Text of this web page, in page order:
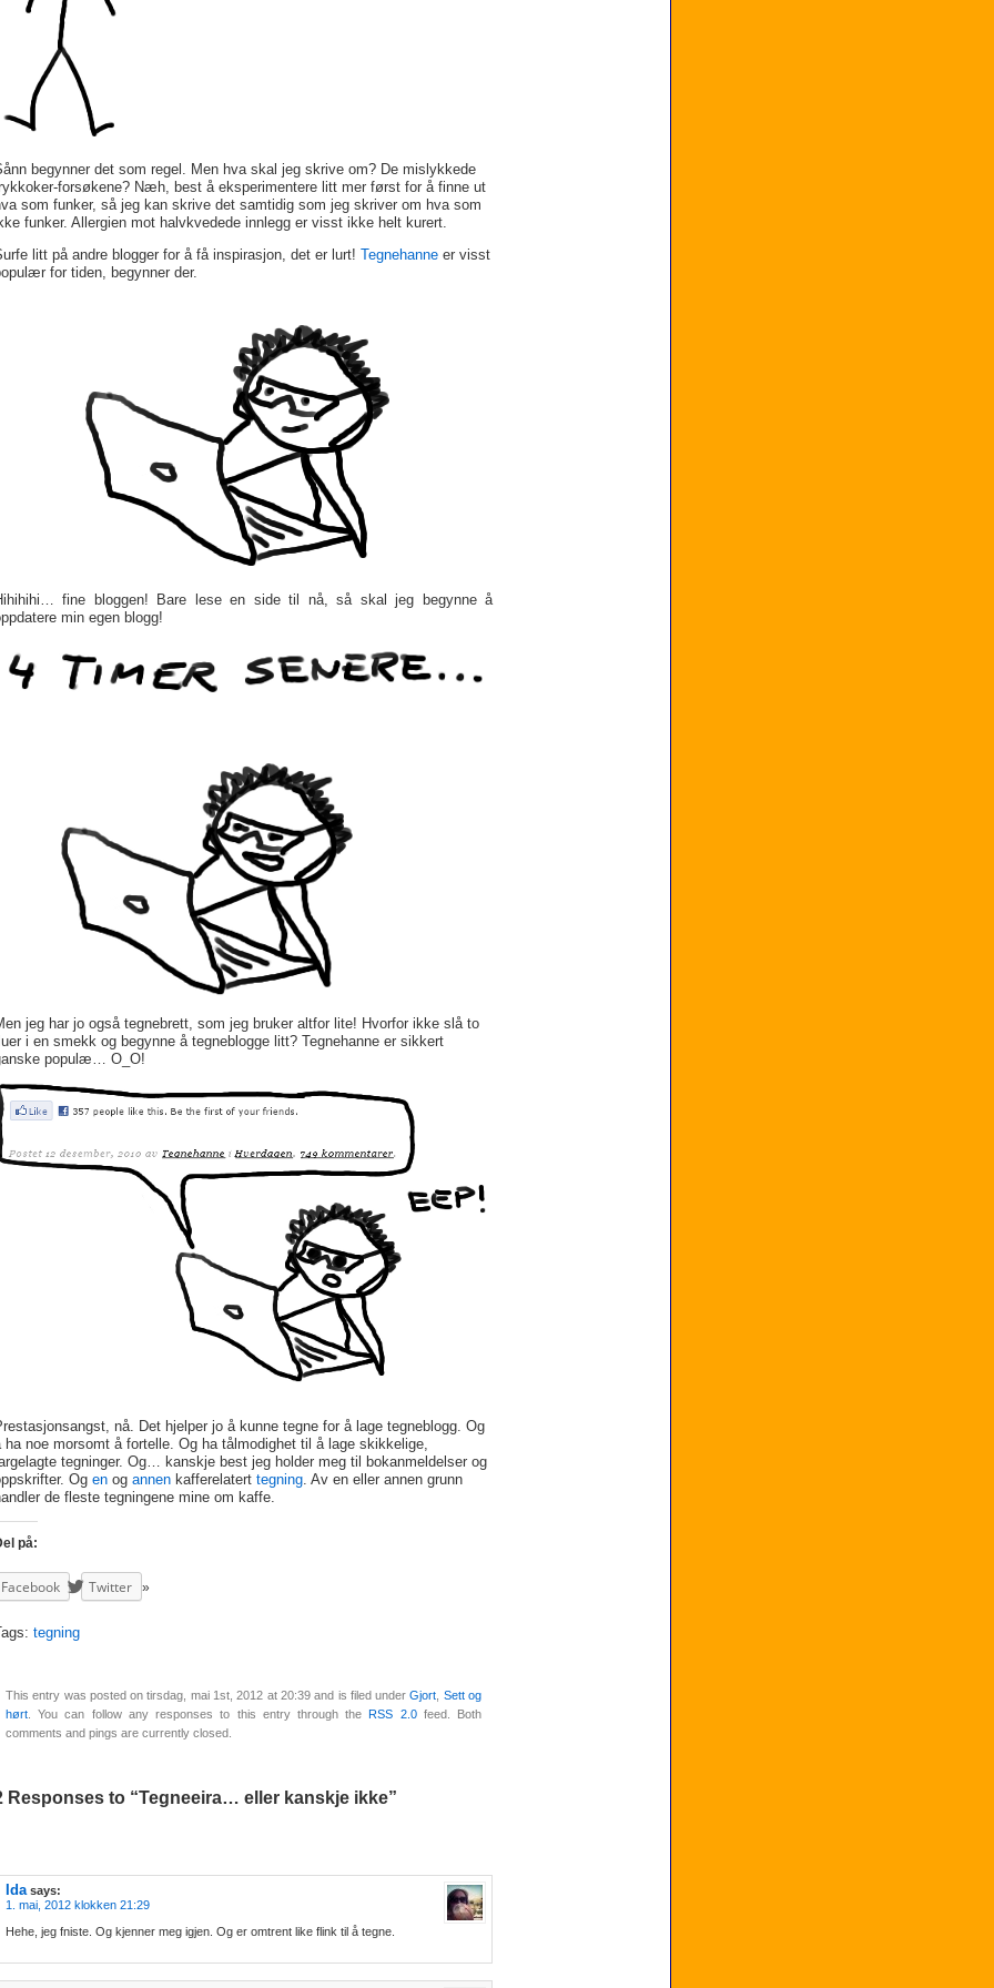
begynner det som regel. Men hva skal jeg skrive om? De mislykkede
forsøkene? Næh, best å eksperimentere litt mer først for å finne ut
som funker, så jeg kan skrive det samtidig som jeg skriver om hva som
funker. Allergien mot halvkvedede innlegg er visst ikke helt kurert.
litt på andre blogger for å få inspirasjon, det er lurt! Tegnehanne er visst
for tiden, begynner der.
fine bloggen! Bare lese en side til nå, så skal jeg begynne å
min egen blogg!
jeg har jo også tegnebrett, som jeg bruker altfor lite! Hvorfor ikke slå to
i en smekk og begynne å tegneblogge litt? Tegnehanne er sikkert
populæ… O_O!
nå. Det hjelper jo å kunne tegne for å lage tegneblogg. Og
ha noe morsomt å fortelle. Og ha tålmodighet til å lage skikkelige,
tegninger. Og… kanskje best jeg holder meg til bokanmeldelser og
Og en og annen kafferelatert tegning. Av en eller annen grunn
de fleste tegningene mine om kaffe.
på:
Facebook Twitter
tegning
This entry was posted on tirsdag, mai 1st, 2012 at 20:39 and is filed underGjort Sett og
hørt . You can follow any responses to this entry through theRSS 2.0feed. Both
comments and pings are currently closed.
Responses to “Tegneeira… eller kanskje ikke”
Ida says:
1. mai, 2012 klokken 21:29
Hehe, jeg fniste. Og kjenner meg igjen. Og er omtrent like flink til å tegne.